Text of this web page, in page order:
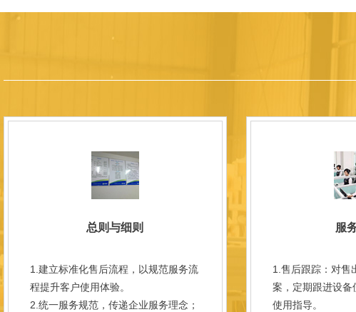
内市场份额稳步提升，并获得质量诚信AAA 级企业荣誉证书。 在产品技术方
研发LYL系列节能精密型智能化电炉、窑炉产品，多项产品通过相关权威认证
准、智能自动化程度高、运行稳定、保温性能优良、全程电脑控制、可编程自
点；产品安全方面，已通过欧盟CE认证。 公司凭借技术积累与产品优势，
技型中小企业、洛阳市企业研发中心（证书编号：202207080）、河南省
以质量创品牌，以品牌创市场的战略发展，实现科学化管理，我们以质量保
总则与细则
1.建立标准化售后流程，以规范服务流
程提升客户使用体验。
2.统一服务规范，传递企业服务理念；
服
1.售后跟踪：对售
案，定期跟进设备
使用指导。